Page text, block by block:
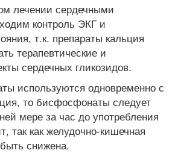
лечении сердечными
контроль ЭКГ и
т.к. препараты кальция
терапевтические и
сердечных гликозидов.
используются одновременно с
то бисфосфонаты следует
мере за час до употребления
так как желудочно-кишечная
снижена.